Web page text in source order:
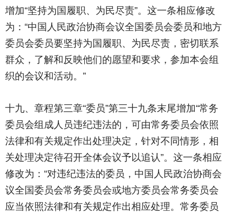
增加“坚持为国履职、为民尽责”。这一条相应修改
为：“中国人民政治协商会议全国委员会委员和地方
委员会委员要坚持为国履职、为民尽责，密切联系
群众，了解和反映他们的愿望和要求，参加本会组
织的会议和活动。”
十九、章程第三章“委员”第三十九条末尾增加“常务
委员会组成人员违纪违法的，可由常务委员会依照
法律和有关规定作出处理决定，针对不同情形，相
关处理决定待召开全体会议予以追认”。这一条相应
修改为：“对违纪违法的委员，中国人民政治协商会
议全国委员会常务委员会或地方委员会常务委员会
应当依照法律和有关规定作出相应处理。常务委员